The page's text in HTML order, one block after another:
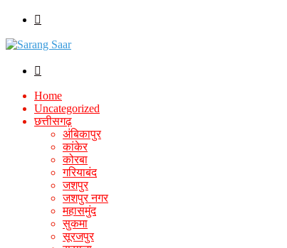
Home
Uncategorized
छत्तीसगढ़
अंबिकापुर
कांकेर
कोरबा
गरियाबंद
जशपुर
जशपुर नगर
महासमुंद
सुकमा
सूरजपुर